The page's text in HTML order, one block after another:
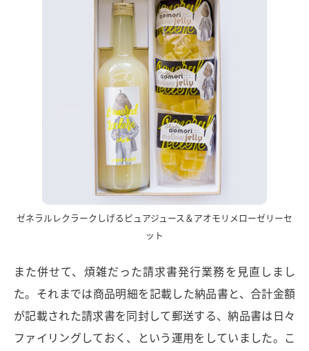
ゼネラルレクラークしげるピュアジュース＆アオモリメローゼリーセ
ット
また併せて、煩雑だった請求書発行業務を見直しまし
た。それまでは商品明細を記載した納品書と、合計金額
が記載された請求書を同封して郵送する、納品書は日々
ファイリングしておく、という運用をしていました。こ